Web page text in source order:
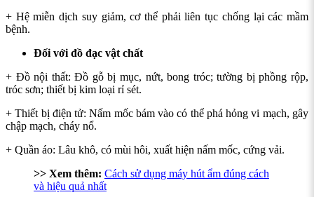
+ Hệ miễn dịch suy giảm, cơ thể phải liên tục chống lại các mầm
bệnh.
Đối với đồ đạc vật chất
+ Đồ nội thất: Đồ gỗ bị mục, nứt, bong tróc; tường bị phồng rộp,
tróc sơn; thiết bị kim loại rỉ sét.
+ Thiết bị điện tử: Nấm mốc bám vào có thể phá hỏng vi mạch, gây
chập mạch, cháy nổ.
+ Quần áo: Lâu khô, có mùi hôi, xuất hiện nấm mốc, cứng vải.
>> Xem thêm: Cách sử dụng máy hút ẩm đúng cách
và hiệu quả nhất